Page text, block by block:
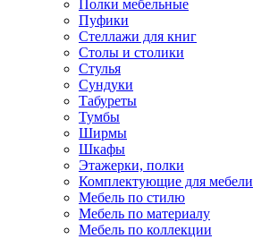
Полки мебельные
Пуфики
Стеллажи для книг
Столы и столики
Стулья
Сундуки
Табуреты
Тумбы
Ширмы
Шкафы
Этажерки, полки
Комплектующие для мебели
Мебель по стилю
Мебель по материалу
Мебель по коллекции